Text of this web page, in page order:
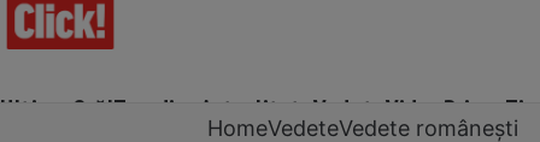
Ultima Oră!Trending Actualitate Vedete Video Prime
HomeVedeteVedete românești